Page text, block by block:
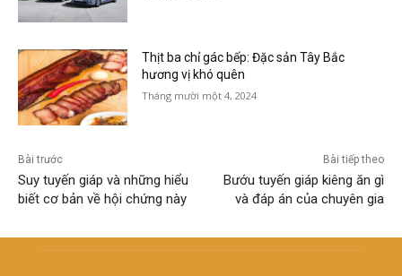
Thịt ba chỉ gác bếp: Đặc sản Tây Bắc
hương vị khó quên
Tháng mười một 4, 2024
Bài trước
Suy tuyến giáp và những hiểu
biết cơ bản về hội chứng này
Bài tiếp theo
Bướu tuyến giáp kiêng ăn gì
và đáp án của chuyên gia